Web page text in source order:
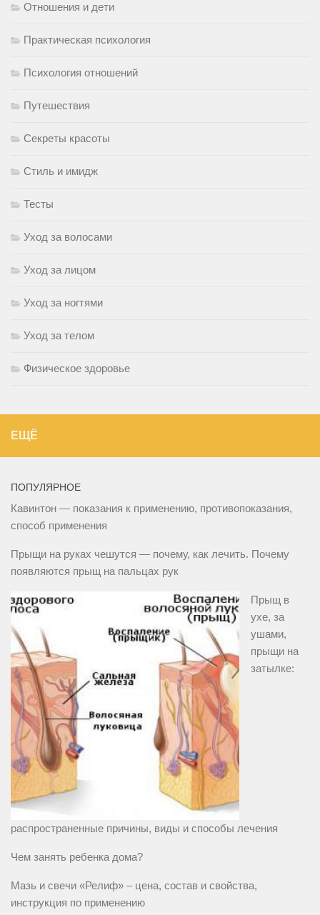
Отношения и дети
Практическая психология
Психология отношений
Путешествия
Секреты красоты
Стиль и имидж
Тесты
Уход за волосами
Уход за лицом
Уход за ногтями
Уход за телом
Физическое здоровье
ЕЩЁ
ПОПУЛЯРНОЕ
Кавинтон — показания к применению, противопоказания,
способ применения
Прыщи на руках чешутся — почему, как лечить. Почему
появляются прыщ на пальцах рук
Прыщ в
ухе, за
ушами,
прыщи на
затылке:
распространенные причины, виды и способы лечения
Чем занять ребенка дома?
Мазь и свечи «Релиф» – цена, состав и свойства,
инструкция по применению